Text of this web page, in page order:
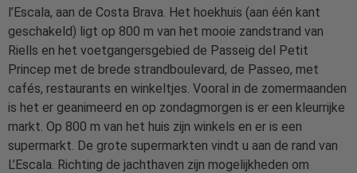
l’Escala, aan de Costa Brava. Het hoekhuis (aan één kant
geschakeld) ligt op 800 m van het mooie zandstrand van
Riells en het voetgangersgebied de Passeig del Petit
Princep met de brede strandboulevard, de Passeo, met
cafés, restaurants en winkeltjes. Vooral in de zomermaanden
is het er geanimeerd en op zondagmorgen is er een kleurrijke
markt. Op 800 m van het huis zijn winkels en er is een
supermarkt. De grote supermarkten vindt u aan de rand van
L’Escala. Richting de jachthaven zijn mogelijkheden om